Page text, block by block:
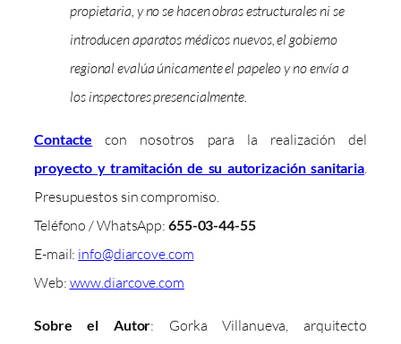
propietaria, y no se hacen obras estructurales ni se
introducen aparatos médicos nuevos, el gobierno
regional evalúa únicamente el papeleo y no envía a
los inspectores presencialmente.
Contacte con nosotros para la realización del
proyecto y tramitación de su autorización sanitaria
Presupuestos sin compromiso.
Teléfono / WhatsApp: 655-03-44-55
E-mail: info@diarcove.com
Web: www.diarcove.com
Sobre el Autor: Gorka Villanueva, arquitecto